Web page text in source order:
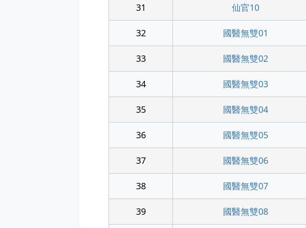
31 仙官10
32 國醫無雙01
33 國醫無雙02
34 國醫無雙03
35 國醫無雙04
36 國醫無雙05
37 國醫無雙06
38 國醫無雙07
39 國醫無雙08